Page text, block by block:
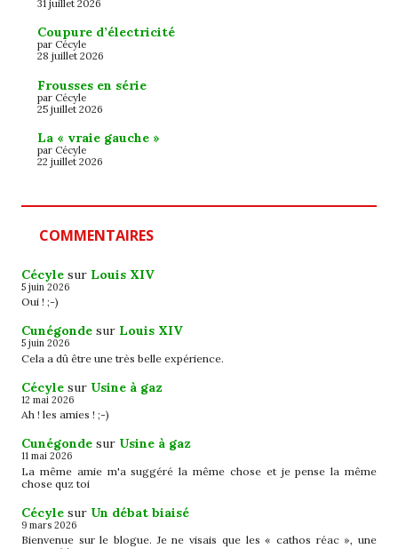
31 juillet 2026
Coupure d’électricité
par Cécyle
28 juillet 2026
Frousses en série
par Cécyle
25 juillet 2026
La « vraie gauche »
par Cécyle
22 juillet 2026
COMMENTAIRES
Cécyle sur Louis XIV
5 juin 2026
Oui ! ;-)
Cunégonde sur Louis XIV
5 juin 2026
Cela a dû être une très belle expérience.
Cécyle sur Usine à gaz
12 mai 2026
Ah ! les amies ! ;-)
Cunégonde sur Usine à gaz
11 mai 2026
La même amie m'a suggéré la même chose et je pense la même
chose quz toi
Cécyle sur Un débat biaisé
9 mars 2026
Bienvenue sur le blogue. Je ne visais que les « cathos réac », une